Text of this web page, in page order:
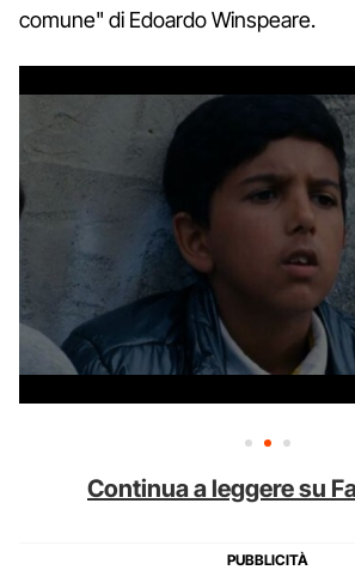
comune" di Edoardo Winspeare.
Continua a leggere su